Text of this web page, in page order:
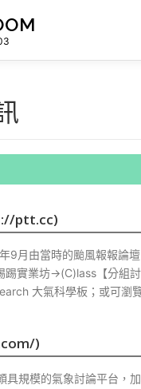
ptt.cc)
9月由當時的颱風報報論
踢實業坊→(C)lass【分
大氣科學板；或可瀏
)
規模的氣象討論平台，